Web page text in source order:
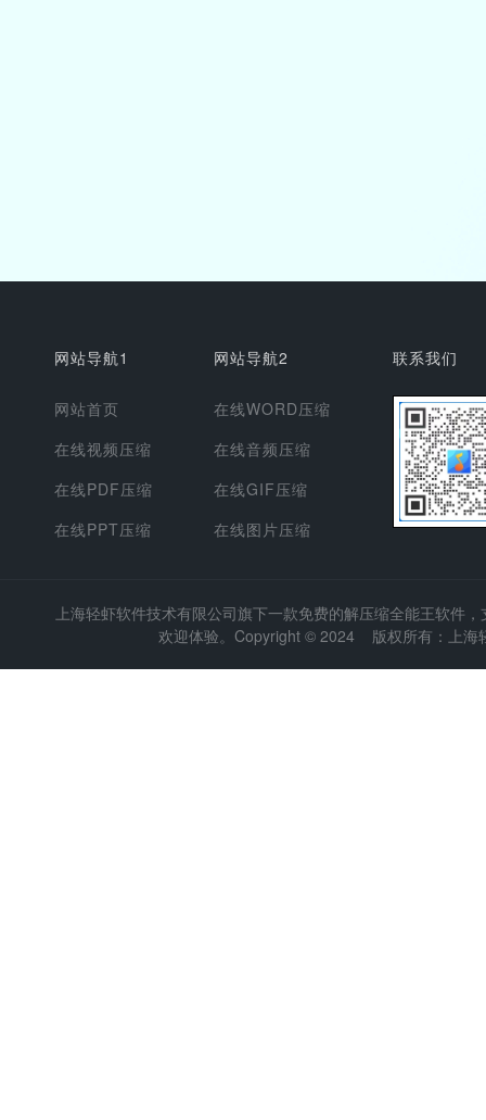
网站导航1
网站首页
在线视频压缩
在线PDF压缩
在线PPT压缩
网站导航2
在线WORD压缩
在线音频压缩
在线GIF压缩
在线图片压缩
联系我们
上海轻虾软件技术有限公司旗下一款免费的解压缩全能王软件
欢迎体验。Copyright © 2024 版权所有：上